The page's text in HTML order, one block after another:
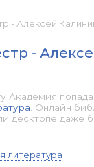
Алексей Калинин
-
Академия
. Онлайн
десктопе даже
литература